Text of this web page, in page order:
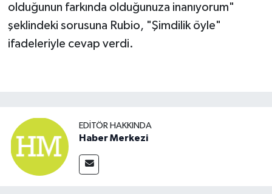
olduğunun farkında olduğunuza inanıyorum"
şeklindeki sorusuna Rubio, "Şimdilik öyle"
ifadeleriyle cevap verdi.
EDITÖR HAKKINDA
Haber Merkezi